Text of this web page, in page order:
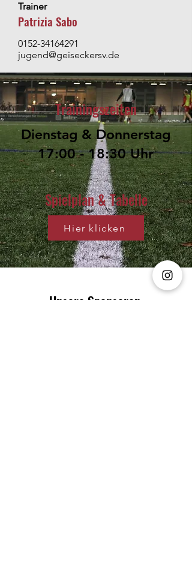
Trainer
Patrizia Sabo
0152-34164291
jugend@geiseckersv.de
Trainingszeiten
Dienstag & Donnerstag
17:00 - 18:30 Uhr
Spielplan & Tabelle
Hier klicken
Unsere Sponsoren: